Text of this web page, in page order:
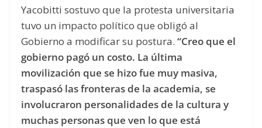
Yacobitti sostuvo que la protesta universitaria
tuvo un impacto político que obligó al
Gobierno a modificar su postura. “Creo que el
gobierno pagó un costo. La última
movilización que se hizo fue muy masiva,
traspasó las fronteras de la academia, se
involucraron personalidades de la cultura y
muchas personas que ven lo que está